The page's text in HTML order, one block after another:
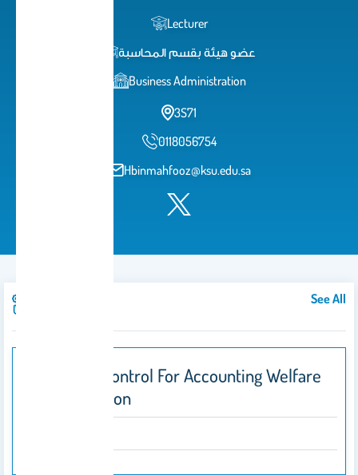
Lecturer
عضو هيئة بقسم المحاسبة
Business Administration
3S71
0118056754
Hbinmahfooz@ksu.edu.sa
See All
Internal Control For Accounting Welfare
Organization